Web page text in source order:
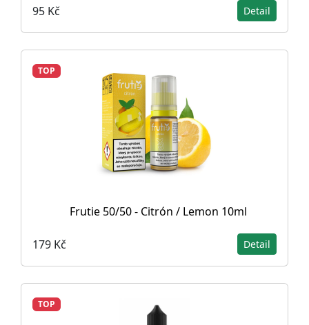
95 Kč Detail
TOP
Frutie 50/50 - Citrón / Lemon 10ml
179 Kč Detail
TOP